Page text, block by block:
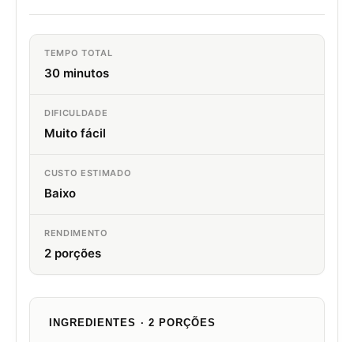
TEMPO TOTAL
30 minutos
DIFICULDADE
Muito fácil
CUSTO ESTIMADO
Baixo
RENDIMENTO
2 porções
INGREDIENTES · 2 PORÇÕES